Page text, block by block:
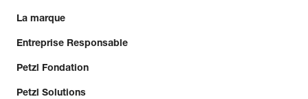
La marque
Entreprise Responsable
Petzl Fondation
Petzl Solutions